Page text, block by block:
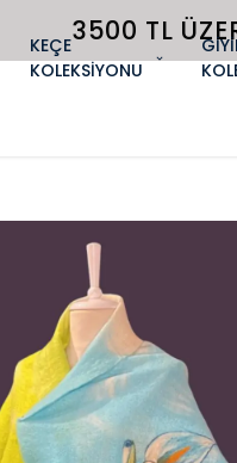
3500 TL
KEÇE
KOLEKSİYONU